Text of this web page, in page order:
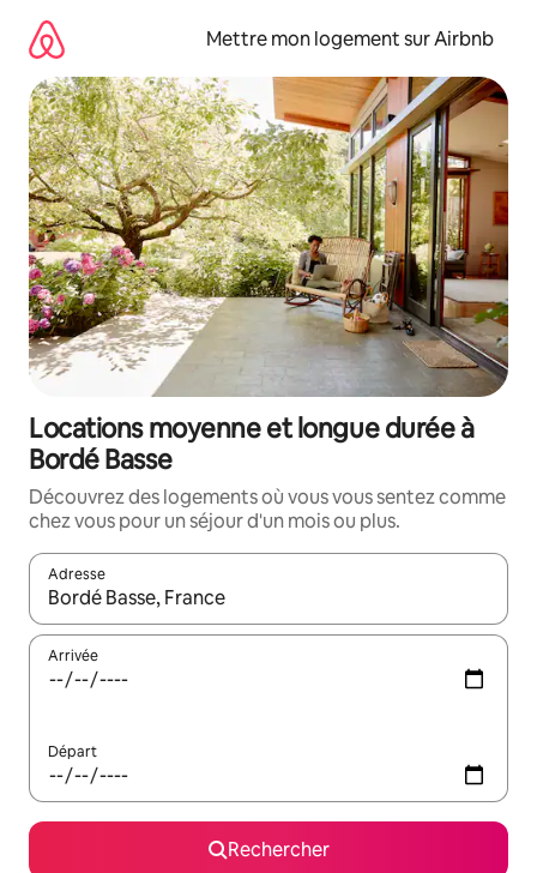
directement
contenu
Mettre mon logement sur Airbnb
Locations moyenne et longue durée à
Bordé Basse
Découvrez des logements où vous vous sentez comme
chez vous pour un séjour d'un mois ou plus.
Adresse
Lorsque les résultats s'affichent, utilisez les flèches vers le
Arrivée
Départ
Rechercher